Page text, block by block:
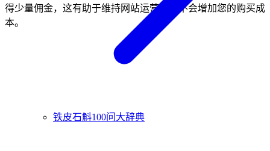
铁皮石斛100问大辞典
得少量佣金，这有助于维持网站运营，但不会增加您的购买成
本。